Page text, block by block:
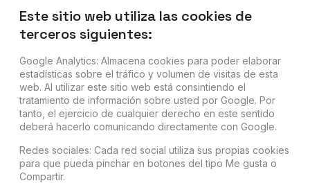
Este sitio web utiliza las cookies de
terceros siguientes:
Google Analytics: Almacena cookies para poder elaborar
estadísticas sobre el tráfico y volumen de visitas de esta
web. Al utilizar este sitio web está consintiendo el
tratamiento de información sobre usted por Google. Por
tanto, el ejercicio de cualquier derecho en este sentido
deberá hacerlo comunicando directamente con Google.
Redes sociales: Cada red social utiliza sus propias cookies
para que pueda pinchar en botones del tipo Me gusta o
Compartir.